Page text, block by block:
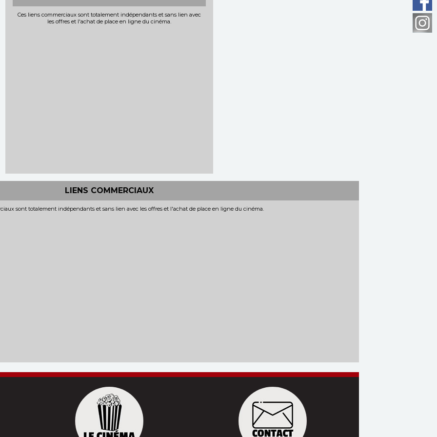
Ces liens commerciaux sont totalement indépendants et sans lien avec
les offres et l'achat de place en ligne du cinéma.
LIENS COMMERCIAUX
sont totalement indépendants et sans lien avec les offres et l'achat de place en ligne du cinéma.